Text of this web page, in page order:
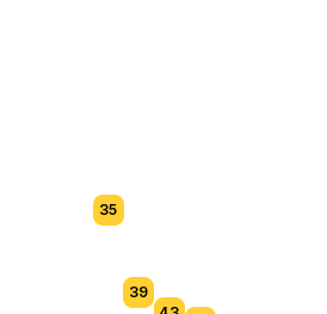
39
35